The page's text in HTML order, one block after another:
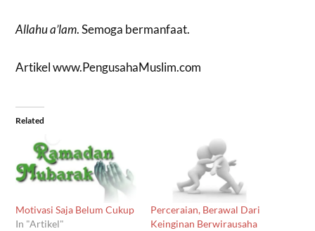
Allahu a’lam. Semoga bermanfaat.
Artikel www.PengusahaMuslim.com
Related
Motivasi Saja Belum Cukup
In "Artikel"
Perceraian, Berawal Dari
Keinginan Berwirausaha